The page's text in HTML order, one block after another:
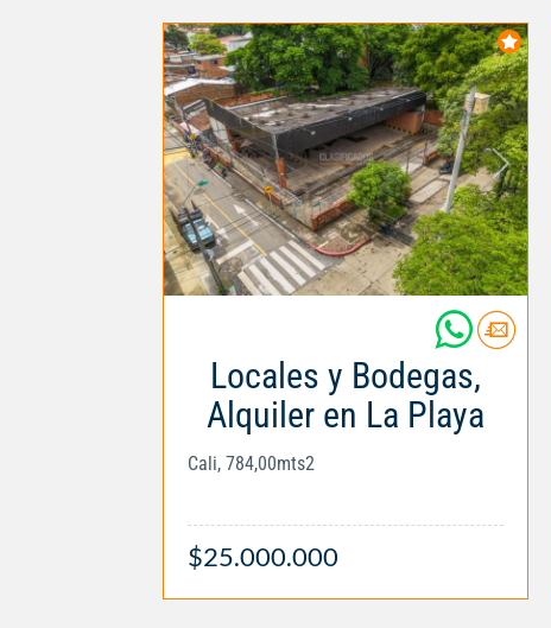
Locales y Bodegas,
Alquiler en La Playa
Cali, 784,00mts2
$25.000.000